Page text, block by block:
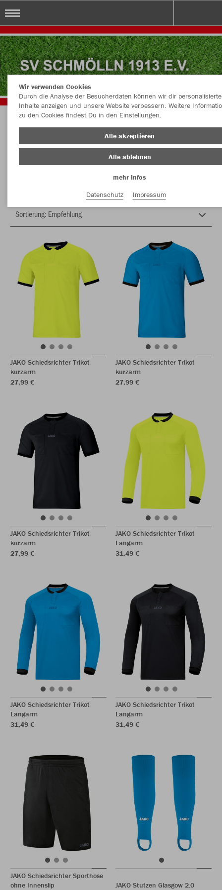
SV Schmölln 1913 e.V.
JAKO Schiedsrichter Trikot
kurzarm
27,99 €
JAKO Schiedsrichter Trikot
kurzarm
27,99 €
JAKO Schiedsrichter Trikot
kurzarm
27,99 €
JAKO Schiedsrichter Trikot
Langarm
31,49 €
JAKO Schiedsrichter Trikot
Langarm
31,49 €
JAKO Schiedsrichter Trikot
Langarm
31,49 €
JAKO Schiedsrichter Sporthose
ohne Innenslip
JAKO Stutzen Glasgow 2.0
Wir verwenden Cookies
Durch die Analyse der Besucherdaten können wir dir personalisierte
Inhalte anzeigen und unsere Website verbessern. Weitere
zu den Cookies findest Du in den Einstellungen.
Alle akzeptieren
Alle ablehnen
mehr Infos
Datenschutz
Impressum